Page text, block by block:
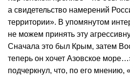
а свидетельство намерений
территории». В упомянутом
не можем принять эту
Сначала это был Крым, затем
теперь он хочет Азовское
подчеркнул, что, по его мнению,